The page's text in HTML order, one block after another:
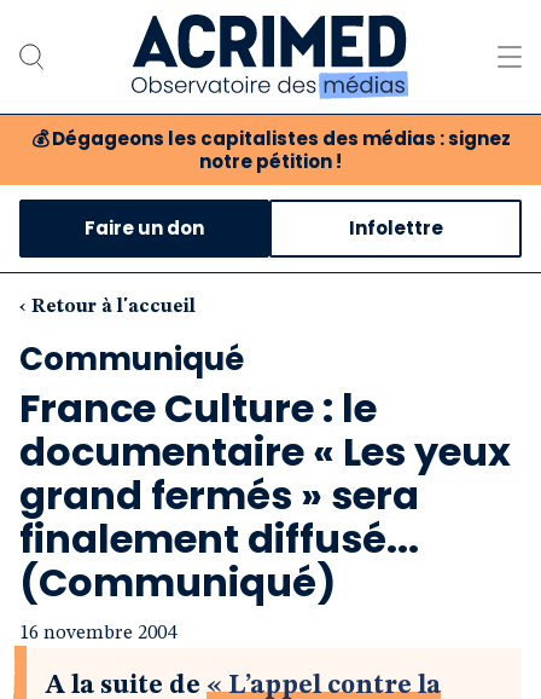
💰 Dégageons les capitalistes des médias : signez
notre pétition !
Notre association
Notre critique des médias
Nos propositions
Notre revue
Boutique
Faire un don Infolettre
‹ Retour à l'accueil
Communiqué
France Culture : le
documentaire « Les yeux
grand fermés » sera
finalement diffusé...
(Communiqué)
16 novembre 2004
A la suite de « L’appel contre la